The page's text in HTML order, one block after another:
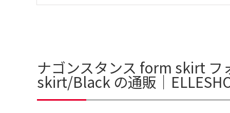
ナゴンスタンス form skirt フ
skirt/Black の通販｜